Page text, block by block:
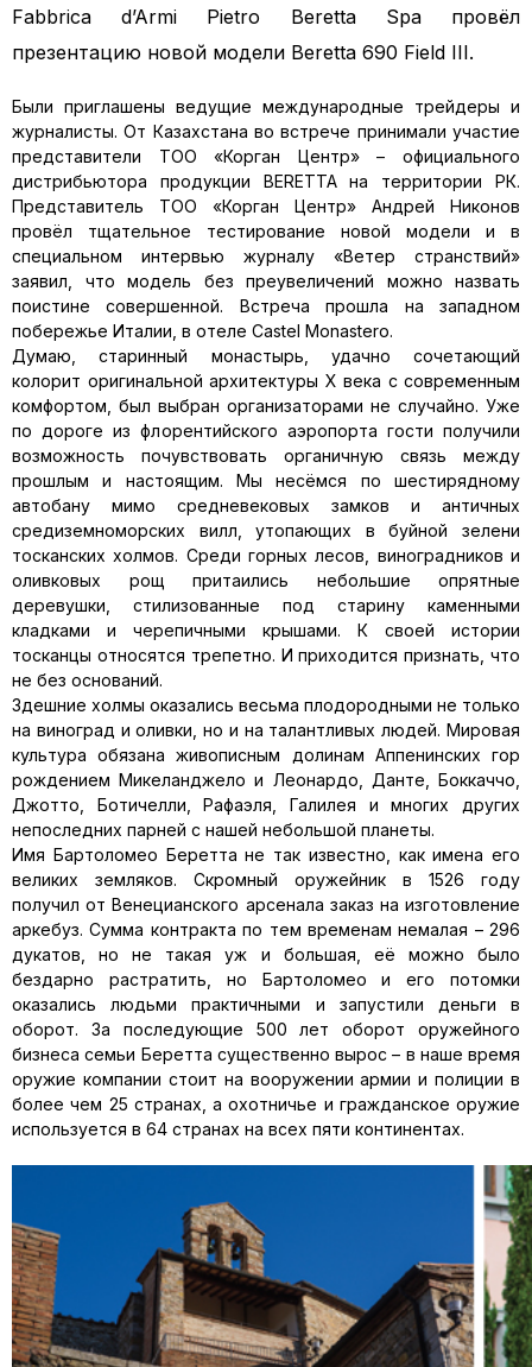
Fabbrica d’Armi Pietro Beretta Spa провёл
презентацию новой модели Beretta 690 Field III.
Были приглашены ведущие международные трейдеры и
журналисты. От Казахстана во встрече принимали участие
представители ТОО «Корган Центр» – официального
дистрибьютора продукции BERETTA на территории РК.
Представитель ТОО «Корган Центр» Андрей Никонов
провёл тщательное тестирование новой модели и в
специальном интервью журналу «Ветер странствий»
заявил, что модель без преувеличений можно назвать
поистине совершенной. Встреча прошла на западном
побережье Италии, в отеле Castel Monastero.
Думаю, старинный монастырь, удачно сочетающий
колорит оригинальной архитектуры Х века с современным
комфортом, был выбран организаторами не случайно. Уже
по дороге из флорентийского аэропорта гости получили
возможность почувствовать органичную связь между
прошлым и настоящим. Мы несёмся по шестирядному
автобану мимо средневековых замков и античных
средиземноморских вилл, утопающих в буйной зелени
тосканских холмов. Среди горных лесов, виноградников и
оливковых рощ притаились небольшие опрятные
деревушки, стилизованные под старину каменными
кладками и черепичными крышами. К своей истории
тосканцы относятся трепетно. И приходится признать, что
не без оснований.
Здешние холмы оказались весьма плодородными не только
на виноград и оливки, но и на талантливых людей. Мировая
культура обязана живописным долинам Аппенинских гор
рождением Микеланджело и Леонардо, Данте, Боккаччо,
Джотто, Ботичелли, Рафаэля, Галилея и многих других
непоследних парней с нашей небольшой планеты.
Имя Бартоломео Беретта не так известно, как имена его
великих земляков. Скромный оружейник в 1526 году
получил от Венецианского арсенала заказ на изготовление
аркебуз. Сумма контракта по тем временам немалая – 296
дукатов, но не такая уж и большая, её можно было
бездарно растратить, но Бартоломео и его потомки
оказались людьми практичными и запустили деньги в
оборот. За последующие 500 лет оборот оружейного
бизнеса семьи Беретта существенно вырос – в наше время
оружие компании стоит на вооружении армии и полиции в
более чем 25 странах, а охотничье и гражданское оружие
используется в 64 странах на всех пяти континентах.